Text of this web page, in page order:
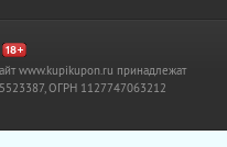
www.kupikupon.ru принадлежат
ОГРН 1127747063212